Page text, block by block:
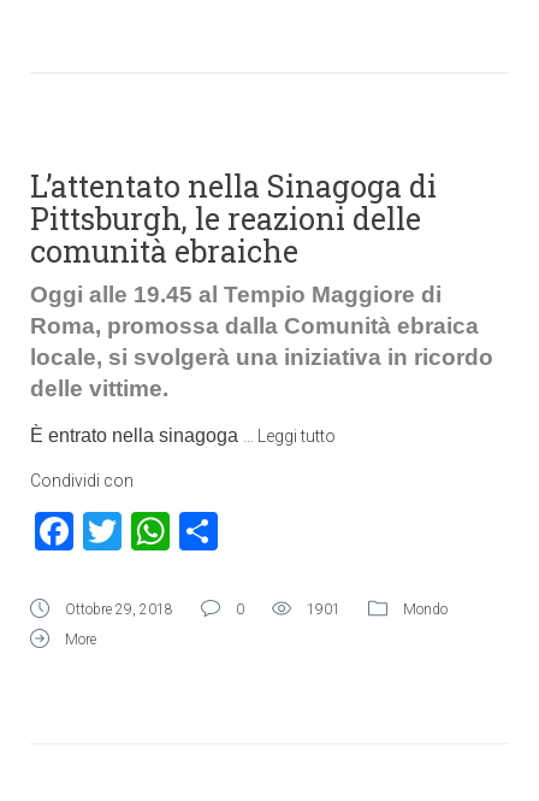
L’attentato nella Sinagoga di
Pittsburgh, le reazioni delle
comunità ebraiche
Oggi alle 19.45 al Tempio Maggiore di
Roma, promossa dalla Comunità ebraica
locale, si svolgerà una iniziativa in ricordo
delle vittime.
È entrato nella sinagoga Leggi tutto
Condividi con
Facebook
TwitterWhatsApp
Ottobre 29, 2018 0 1901
Mondo
More